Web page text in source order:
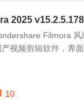
2025
Filmora
视频剪辑软件，界
10